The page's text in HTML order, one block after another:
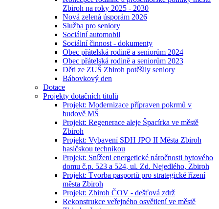
Zbiroh na roky 2025 - 2030
Nová zelená úsporám 2026
Služba pro seniory
Sociální automobil
Sociální činnost - dokumenty
Obec přátelská rodině a seniorům 2024
Obec přátelská rodině a seniorům 2023
Děti ze ZUŠ Zbiroh potěšily seniory
Bábovkový den
Dotace
Projekty dotačních titulů
Projekt: Modernizace přípraven pokrmů v
budově MŠ
Projekt: Regenerace aleje Špacírka ve městě
Zbiroh
Projekt: Vybavení SDH JPO II Města Zbiroh
hasičskou technikou
Projekt: Sníženi energetické náročnosti bytového
domu č.p. 523 a 524, ul. Zd. Nejedlého, Zbiroh
Projekt: Tvorba pasportů pro strategické řízení
města Zbiroh
Projekt: Zbiroh ČOV - dešťová zdrž
Rekonstrukce veřejného osvětlení ve městě